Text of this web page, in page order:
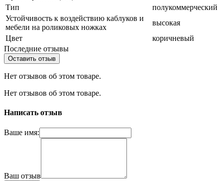
Тип
полукоммерческий
Устойчивость к воздействию каблуков и
мебели на роликовых ножках
высокая
Цвет
коричневый
Последние отзывы
Оставить отзыв
Нет отзывов об этом товаре.
Нет отзывов об этом товаре.
Написать отзыв
Ваше имя:
Ваш отзыв